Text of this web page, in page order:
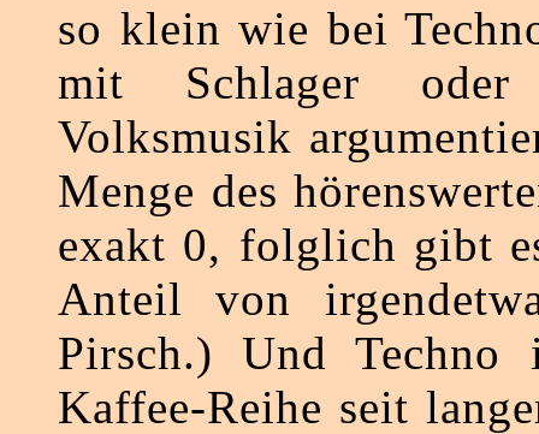
so klein wie bei
mit Schlager oder
Volksmusik
Menge des
exakt 0, folglich gibt
Anteil von
Pirsch.) Und
Kaffee-Reihe seit